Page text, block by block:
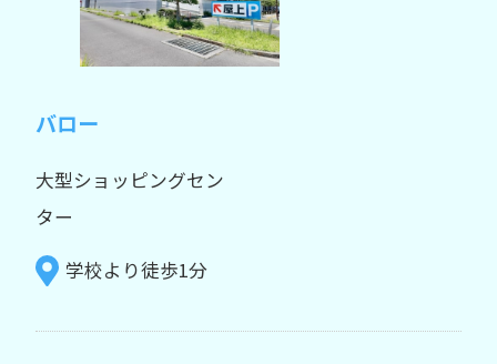
バロー
大型ショッピングセン
ター
学校より徒歩1分